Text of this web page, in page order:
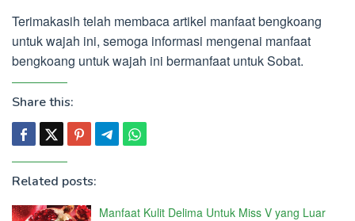
Terimakasih telah membaca artikel manfaat bengkoang
untuk wajah ini, semoga informasi mengenai manfaat
bengkoang untuk wajah ini bermanfaat untuk Sobat.
Share this:
Related posts:
Manfaat Kulit Delima Untuk Miss V yang Luar